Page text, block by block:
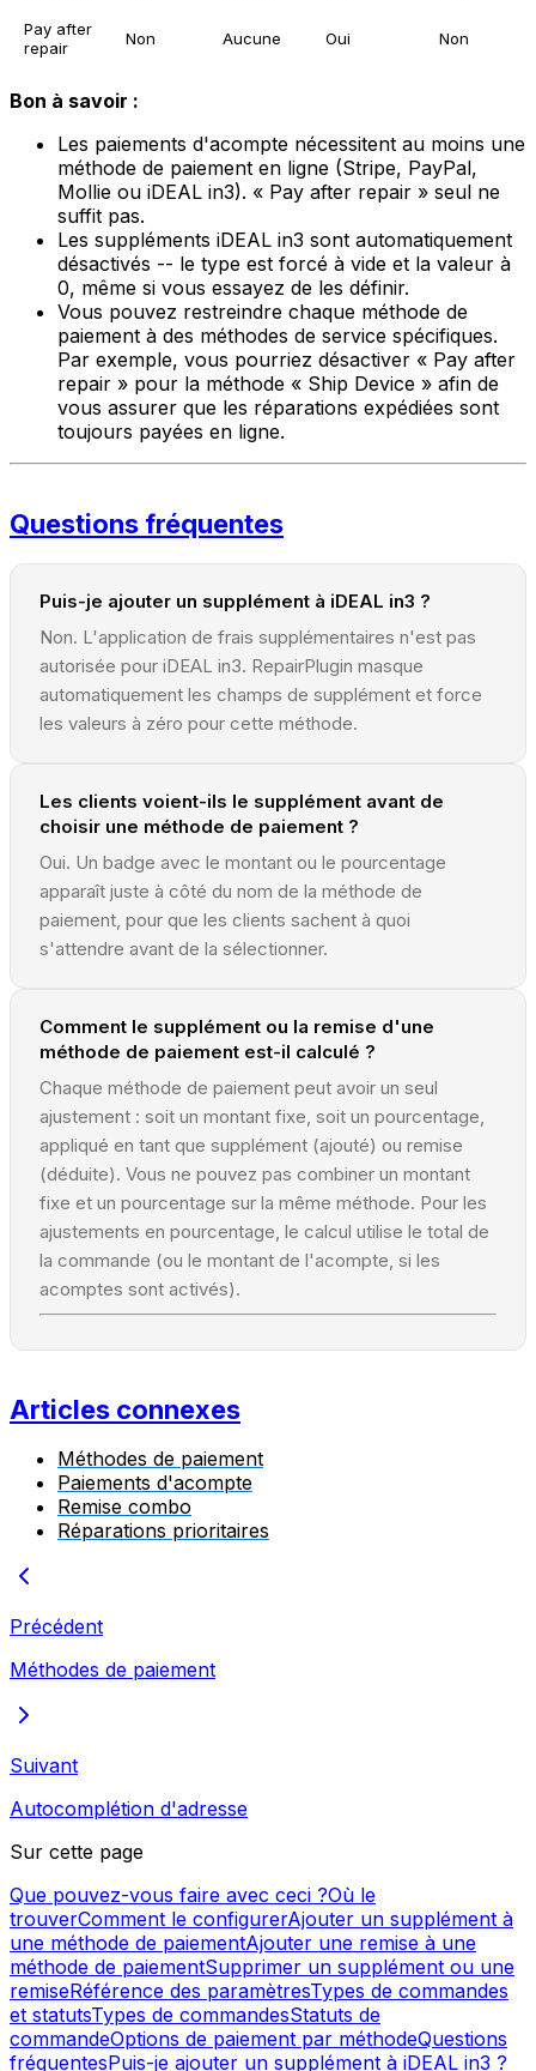
Pay after
repair
Non Aucune Oui Non
Bon à savoir :
Les paiements d'acompte nécessitent au moins une
méthode de paiement en ligne (Stripe, PayPal,
Mollie ou iDEAL in3). « Pay after repair » seul ne
suffit pas.
Les suppléments iDEAL in3 sont automatiquement
désactivés -- le type est forcé à vide et la valeur à
0, même si vous essayez de les définir.
Vous pouvez restreindre chaque méthode de
paiement à des méthodes de service spécifiques.
Par exemple, vous pourriez désactiver « Pay after
repair » pour la méthode « Ship Device » afin de
vous assurer que les réparations expédiées sont
toujours payées en ligne.
Questions fréquentes
Puis-je ajouter un supplément à iDEAL in3 ?
Non. L'application de frais supplémentaires n'est pas
autorisée pour iDEAL in3. RepairPlugin masque
automatiquement les champs de supplément et force
les valeurs à zéro pour cette méthode.
Les clients voient-ils le supplément avant de
choisir une méthode de paiement ?
Oui. Un badge avec le montant ou le pourcentage
apparaît juste à côté du nom de la méthode de
paiement, pour que les clients sachent à quoi
s'attendre avant de la sélectionner.
Comment le supplément ou la remise d'une
méthode de paiement est-il calculé ?
Chaque méthode de paiement peut avoir un seul
ajustement : soit un montant fixe, soit un pourcentage,
appliqué en tant que supplément (ajouté) ou remise
(déduite). Vous ne pouvez pas combiner un montant
fixe et un pourcentage sur la même méthode. Pour les
ajustements en pourcentage, le calcul utilise le total de
la commande (ou le montant de l'acompte, si les
acomptes sont activés).
Articles connexes
Méthodes de paiement
Paiements d'acompte
Remise combo
Réparations prioritaires
Précédent
Méthodes de paiement
Suivant
Autocomplétion d'adresse
Sur cette page
Que pouvez-vous faire avec ceci ?Où le
trouverComment le configurerAjouter un supplément à
une méthode de paiementAjouter une remise à une
méthode de paiementSupprimer un supplément ou une
remiseRéférence des paramètresTypes de commandes
et statutsTypes de commandesStatuts de
commandeOptions de paiement par méthodeQuestions
fréquentesPuis-je ajouter un supplément à iDEAL in3 ?